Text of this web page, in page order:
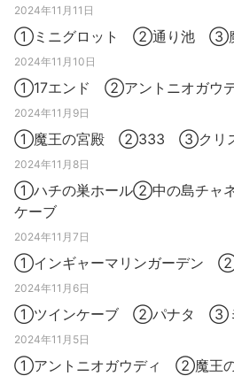
2024年11月11日
①ミニグロット ②通り池 ③魔
2024年11月10日
①17エンド ②アントニオガウ
2024年11月9日
①魔王の宮殿 ②333 ③クリス
2024年11月8日
①ハチの巣ホール②中の島チャ
ケーブ
2024年11月7日
①インギャーマリンガーデン ②
2024年11月6日
①ツインケーブ ②パナタ ③ミ
2024年11月5日
①アントニオガウディ ②魔王